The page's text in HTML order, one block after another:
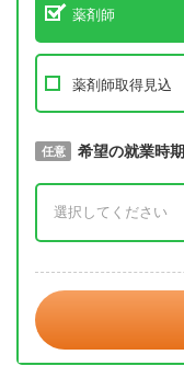
薬剤師
薬剤師取得見込
必須 取得予定年
任意 希望の就業時期